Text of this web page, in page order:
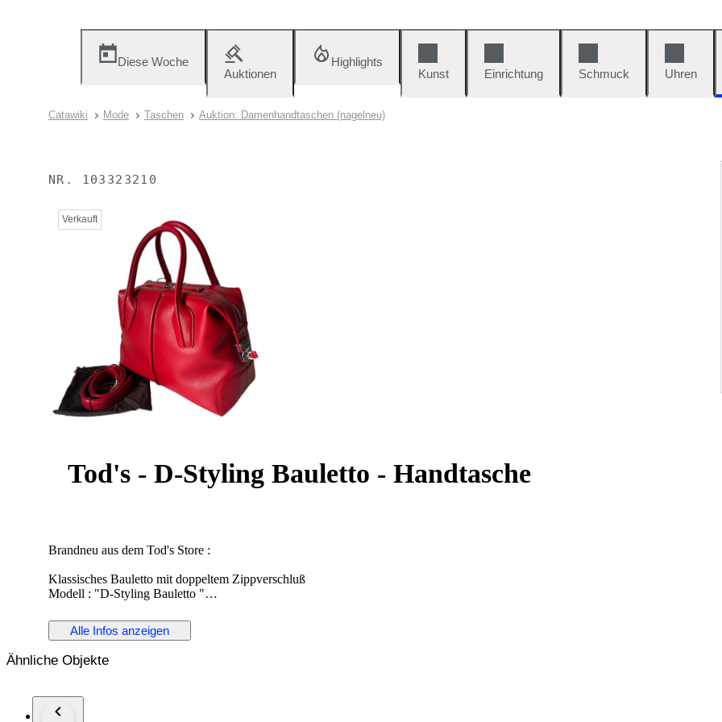
Diese Woche
Auktionen
Highlights
Kunst
Einrichtung Schmuck Uhren
Catawiki Mode Taschen Auktion: Damenhandtaschen (nagelneu)
NR. 103323210
Verkauft
Tod's - D-Styling Bauletto - Handtasche
Brandneu aus dem Tod's Store :
Klassisches Bauletto mit doppeltem Zippverschluß
Modell : "D-Styling Bauletto "
mit zusätzlichem Schulterriemen
wunderbar weiches Kalbsleder
made in Italy
UVP (Retailpreis) : 1.250,- €
Neu und unbenutzt, mit Originaletikett und Dustbag
Alle Infos anzeigen
Ähnliche Objekte